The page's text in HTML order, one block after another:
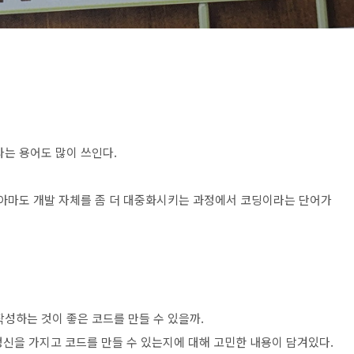
용어도 많이 쓰인다.
도 개발 자체를 좀 더 대중화시키는 과정에서 코딩이라는 단어가
하는 것이 좋은 코드를 만들 수 있을까.
을 가지고 코드를 만들 수 있는지에 대해 고민한 내용이 담겨있다.